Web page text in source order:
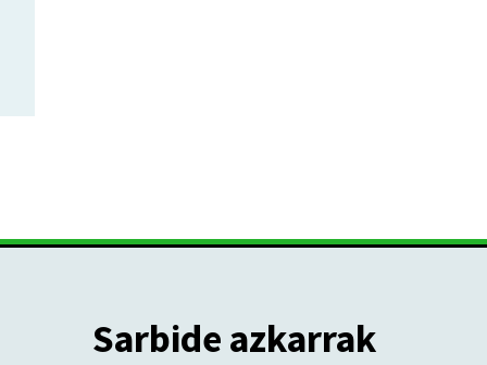
Sarbide azkarrak